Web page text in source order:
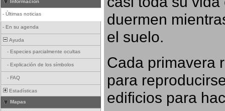
Información
- Últimas noticias
- En su agenda
Ayuda
- Especies parcialmente ocultas
- Explicación de los símbolos
- FAQ
Estadísticas
Mapas
duermen
el suelo.
Cada primavera
para
edificios para